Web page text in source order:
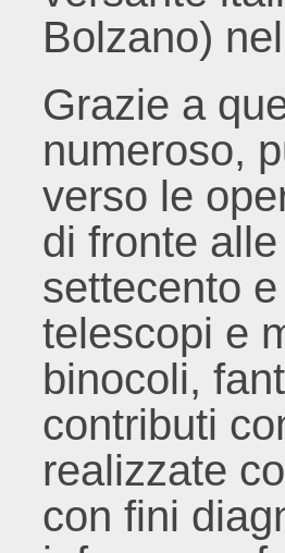
Bolzano)
Grazie a
numeroso,
verso le
di fronte
settecento
telescopi e
binocoli,
contributi
realizzate
con fini